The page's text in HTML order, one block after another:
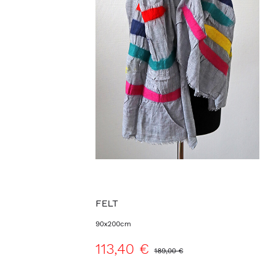
FELT
90x200cm
113,40 € 189,00 €